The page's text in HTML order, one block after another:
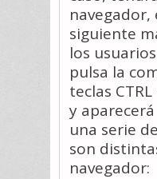
navegador,
siguiente
los
pulsa la
teclas CTRL
y
una serie
son
navegador: